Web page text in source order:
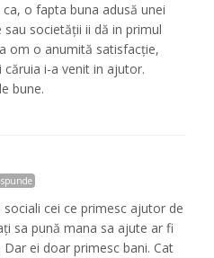
ca, o fapta buna adusă unei
sau societății ii dă in primul
om o anumită satisfacție,
căruia i-a venit in ajutor.
bune.
cei ce primesc ajutor de
sa pună mana sa ajute ar fi
ei doar primesc bani. Cat